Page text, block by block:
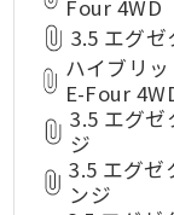
Four 4WD
3.5 エグゼ
ハイブリ
E-Four
3.5 エグゼ
ジ
3.5 エグゼ
ンジ